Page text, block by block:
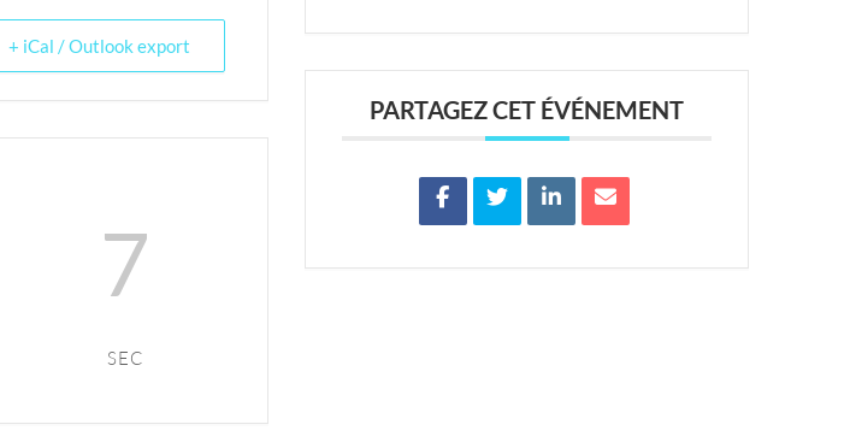
+ iCal / Outlook export
7
SEC
PARTAGEZ CET ÉVÉNEMENT